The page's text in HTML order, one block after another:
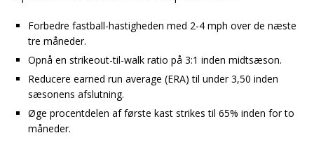
Forbedre fastball-hastigheden med 2-4 mph over de næste
tre måneder.
Opnå en strikeout-til-walk ratio på 3:1 inden midtsæson.
Reducere earned run average (ERA) til under 3,50 inden
sæsonens afslutning.
Øge procentdelen af første kast strikes til 65% inden for to
måneder.